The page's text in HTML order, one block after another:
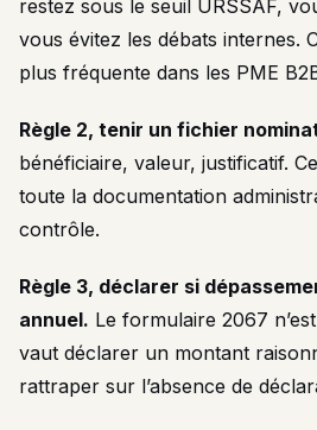
restez sous le seuil URSSAF,
vous évitez les débats internes.
plus fréquente dans les PME
Règle 2, tenir un fichier
bénéficiaire, valeur, justificatif.
toute la documentation
contrôle.
Règle 3, déclarer si
annuel. Le formulaire 2067
vaut déclarer un montant
rattraper sur l’absence de